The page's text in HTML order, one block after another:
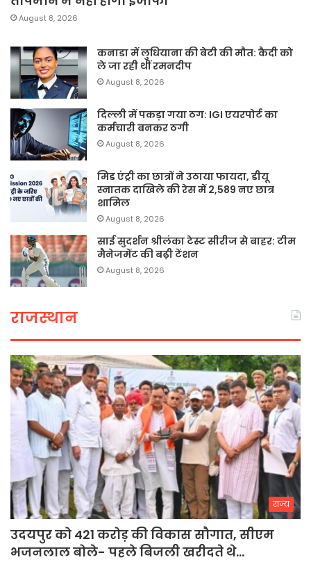
August 8, 2026
कनाडा में लुधियाना की बेटी की माैत: कैदी को
ले जा रही थीं रमनदीप
August 8, 2026
दिल्ली में पकड़ा गया ठग: IGI एयरपोर्ट का
कर्मचारी बनकर ठगी
August 8, 2026
मिड एंट्री का छात्रों ने उठाया फायदा, डीयू
स्नातक दाखिले की रेस में 2,589 नए छात्र
शामिल
August 8, 2026
साई सुदर्शन श्रीलंका टेस्ट सीरीज से बाहर: टीम
मैनेजमेंट की बढ़ी टेंशन
August 8, 2026
राजस्थान
राज्य
उदयपुर को 421 करोड़ की विकास सौगात, सीएम
भजनलाल बोले- पहले बिजली खरीदते थे…